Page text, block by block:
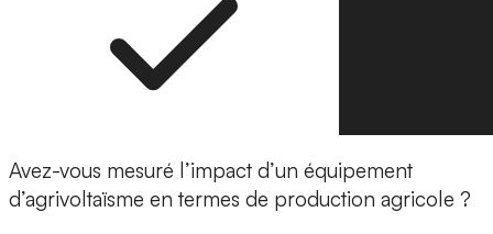
Avez-vous mesuré l’impact d’un équipement
d’agrivoltaïsme en termes de production agricole ?